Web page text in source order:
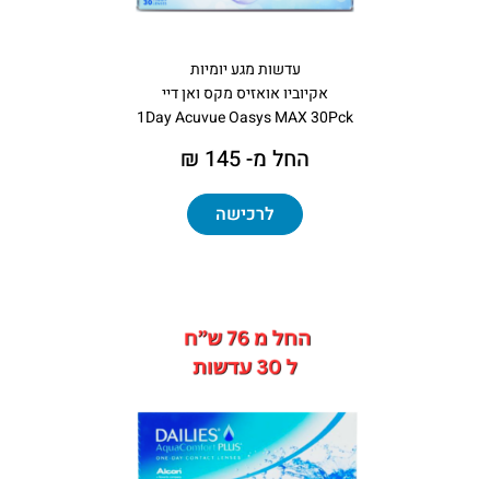
עדשות מגע יומיות
אקיוביו אואזיס מקס ואן דיי
1Day Acuvue Oasys MAX 30Pck
החל מ- 145 ₪
לרכישה